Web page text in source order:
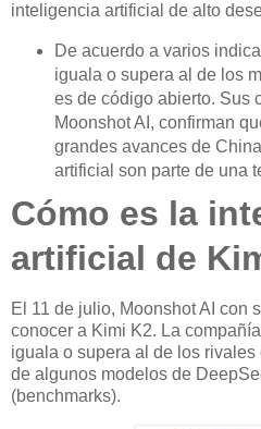
inteligencia artificial de alto
De acuerdo a varios
iguala o supera al de los
es de código abierto. Sus
Moonshot AI, confirman
grandes avances de
artificial son parte de una
Cómo es la
artificial de
El 11 de julio, Moonshot AI con
conocer a Kimi K2. La
iguala o supera al de los rivales
de algunos modelos de
(benchmarks).